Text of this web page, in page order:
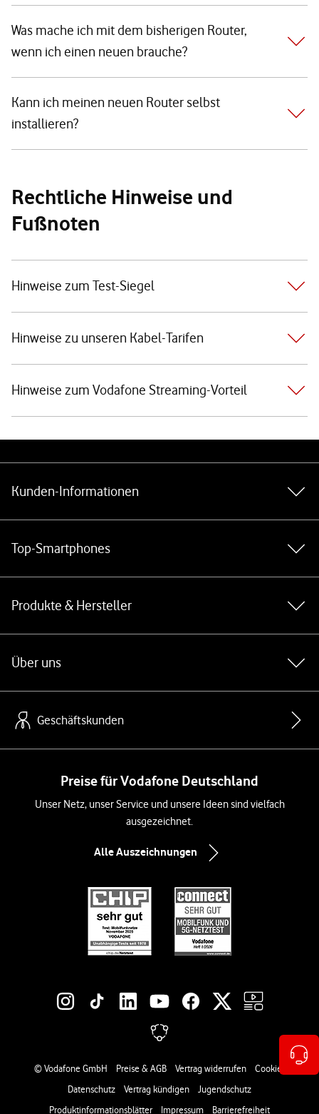
Was mache ich mit dem bisherigen Router,
wenn ich einen neuen brauche?
Kann ich meinen neuen Router selbst
installieren?
Rechtliche Hinweise und
Fußnoten
Hinweise zum Test-Siegel
Hinweise zu unseren Kabel-Tarifen
Hinweise zum Vodafone Streaming-Vorteil
Kunden-Informationen
Top-Smartphones
Produkte & Hersteller
Über uns
Geschäftskunden
Preise für Vodafone Deutschland
Unser Netz, unser Service und unsere Ideen sind vielfach
ausgezeichnet.
Alle Auszeichnungen
Social-Media-Links
Rechtliche Links
© Vodafone GmbH Preise & AGB Vertrag widerrufen
Cookies
Datenschutz
Vertrag kündigen
Jugendschutz
Produktinformationsblätter
Impressum Barrierefreiheit